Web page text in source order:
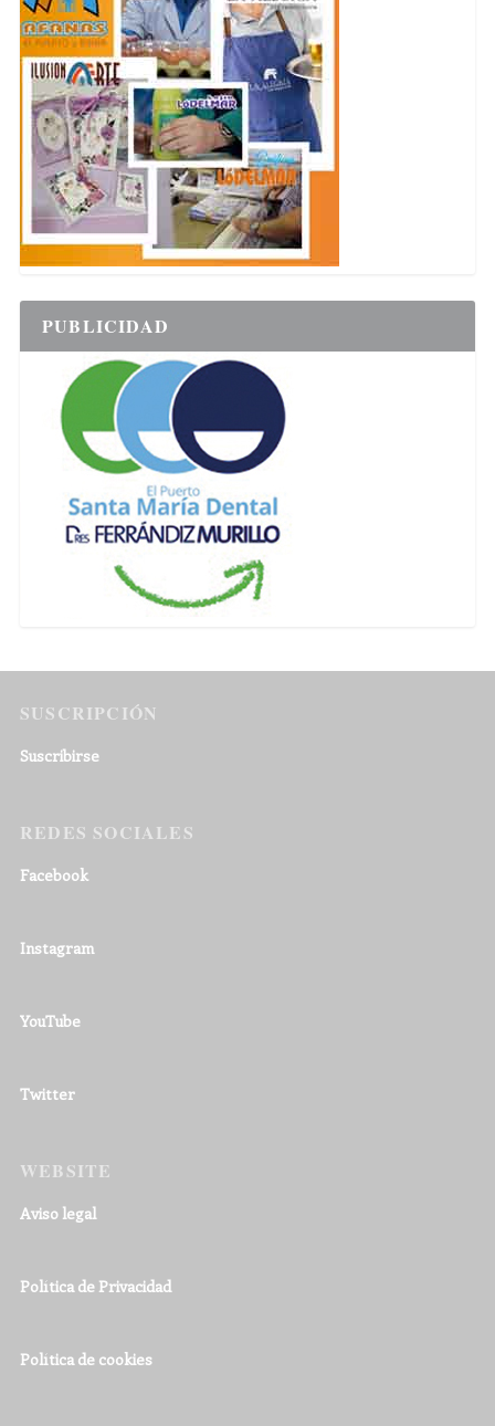
PUBLICIDAD
SUSCRIPCIÓN
Suscribirse
REDES SOCIALES
Facebook
Instagram
YouTube
Twitter
WEBSITE
Aviso legal
Política de Privacidad
Política de cookies